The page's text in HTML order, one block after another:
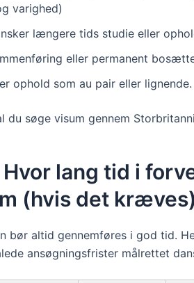
varighed)
længere tids studie eller
eller permanent
ophold som au pair eller lignende.
du søge visum gennem
lang tid i
(hvis det
bør altid gennemføres i god tid.
ansøgningsfrister målrettet